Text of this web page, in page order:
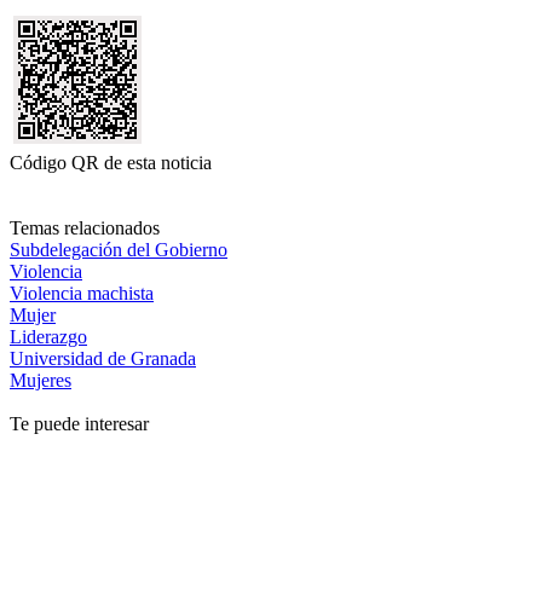
Código QR de esta noticia
Temas relacionados
Subdelegación del Gobierno
Violencia
Violencia machista
Mujer
Liderazgo
Universidad de Granada
Mujeres
Te puede interesar